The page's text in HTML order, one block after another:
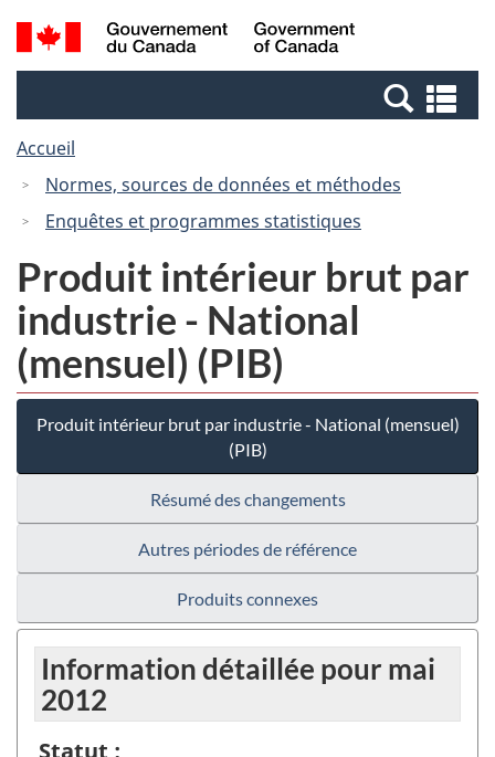
Passer
au
Passer
à
Canada
Recherche
et
et
Accueil
Normes, sources de données et méthodes
Enquêtes et programmes statistiques
Produit intérieur brut par
industrie - National
(mensuel) (PIB)
Produit intérieur brut par industrie - National (mensuel)
(PIB)
Résumé des changements
Autres périodes de référence
Produits connexes
Information détaillée pour mai
2012
Statut :